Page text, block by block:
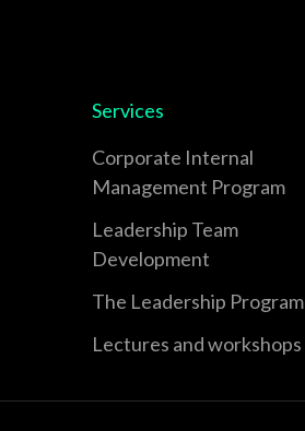
Services
Corporate Internal
Management Program
Leadership Team
Development
The Leadership Program
Lectures and workshops